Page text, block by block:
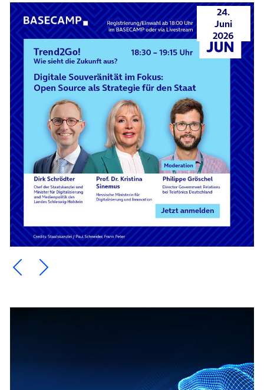
24.
Juni
2026
Ein Element zurück blättern
Ein Element weiter blättern